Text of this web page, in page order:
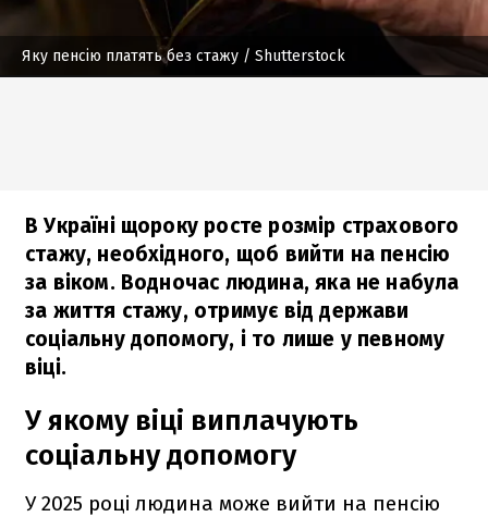
Яку пенсію платять без стажу / Shutterstock
В Україні щороку росте розмір страхового
стажу, необхідного, щоб вийти на пенсію
за віком. Водночас людина, яка не набула
за життя стажу, отримує від держави
соціальну допомогу, і то лише у певному
віці.
У якому віці виплачують
соціальну допомогу
У 2025 році людина може вийти на пенсію